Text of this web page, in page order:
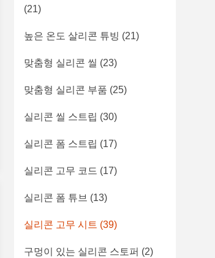
(21)
높은 온도 살리콘 튜빙 (21)
맞춤형 실리콘 씰 (23)
맞춤형 실리콘 부품 (25)
실리콘 씰 스트립 (30)
실리콘 폼 스트립 (17)
실리콘 고무 코드 (17)
실리콘 폼 튜브 (13)
실리콘 고무 시트 (39)
구멍이 있는 실리콘 스토퍼 (2)